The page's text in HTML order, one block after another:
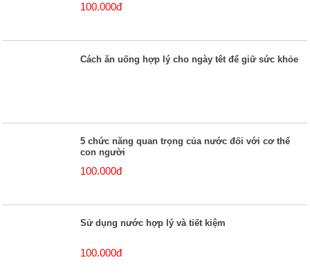
100.000đ
Cách ăn uống hợp lý cho ngày têt để giữ sức khỏe
5 chức năng quan trọng của nước đối với cơ thể
con người
100.000đ
Sử dụng nước hợp lý và tiết kiệm
100.000đ